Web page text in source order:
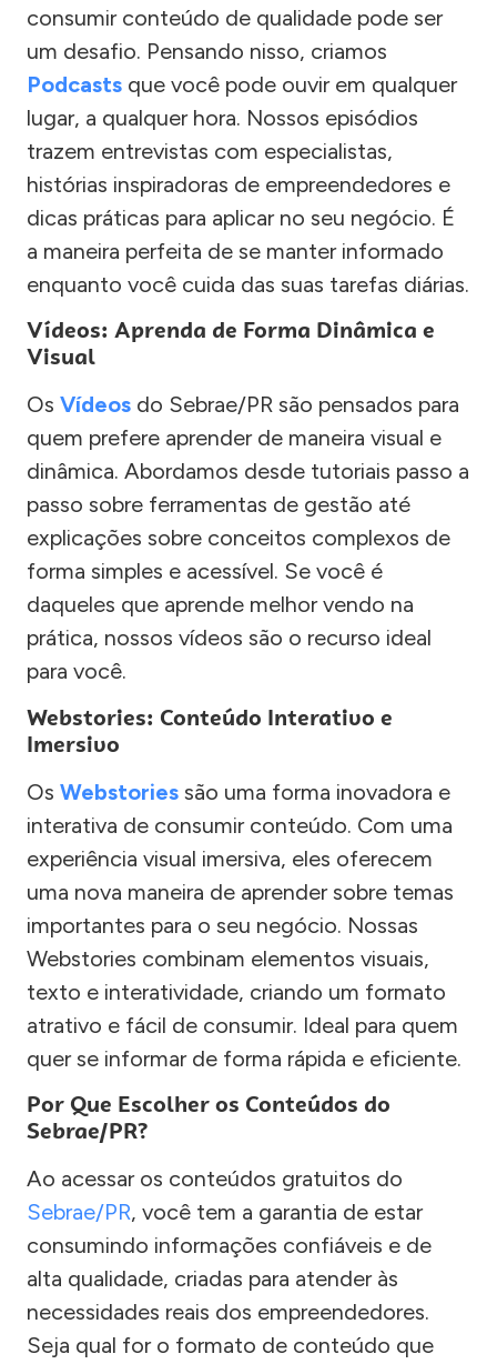
consumir conteúdo de qualidade pode ser
um desafio. Pensando nisso, criamos
Podcasts que você pode ouvir em qualquer
lugar, a qualquer hora. Nossos episódios
trazem entrevistas com especialistas,
histórias inspiradoras de empreendedores e
dicas práticas para aplicar no seu negócio. É
a maneira perfeita de se manter informado
enquanto você cuida das suas tarefas diárias.
Vídeos: Aprenda de Forma Dinâmica e
Visual
Os Vídeos do Sebrae/PR são pensados para
quem prefere aprender de maneira visual e
dinâmica. Abordamos desde tutoriais passo a
passo sobre ferramentas de gestão até
explicações sobre conceitos complexos de
forma simples e acessível. Se você é
daqueles que aprende melhor vendo na
prática, nossos vídeos são o recurso ideal
para você.
Webstories: Conteúdo Interativo e
Imersivo
Os Webstories são uma forma inovadora e
interativa de consumir conteúdo. Com uma
experiência visual imersiva, eles oferecem
uma nova maneira de aprender sobre temas
importantes para o seu negócio. Nossas
Webstories combinam elementos visuais,
texto e interatividade, criando um formato
atrativo e fácil de consumir. Ideal para quem
quer se informar de forma rápida e eficiente.
Por Que Escolher os Conteúdos do
Sebrae/PR?
Ao acessar os conteúdos gratuitos do
Sebrae/PR, você tem a garantia de estar
consumindo informações confiáveis e de
alta qualidade, criadas para atender às
necessidades reais dos empreendedores.
Seja qual for o formato de conteúdo que